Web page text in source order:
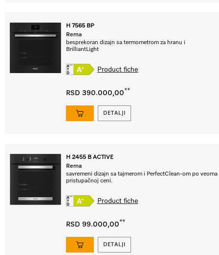
H 7565 BP
Rerna
besprekoran dizajn sa termometrom za hranu i
BrilliantLight
Product fiche
RSD 390.000,00**
DETALJI
H 2455 B ACTIVE
Rerna
savremeni dizajn sa tajmerom i PerfectClean-om po veoma
pristupačnoj ceni.
Product fiche
RSD 99.000,00**
DETALJI